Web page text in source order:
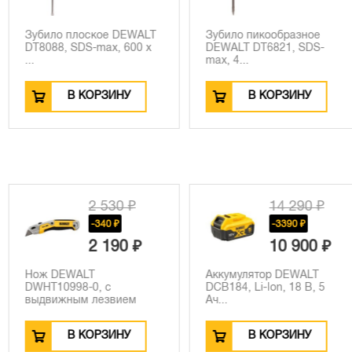
DEWALT
600 x
Зубило пикообразное
DEWALT DT6821, SDS-
Зубило
DT6979,
Аккумулятор DEWALT
DCB184, Li-Ion, 18 В, 5
Ач...
Набор бит
головок